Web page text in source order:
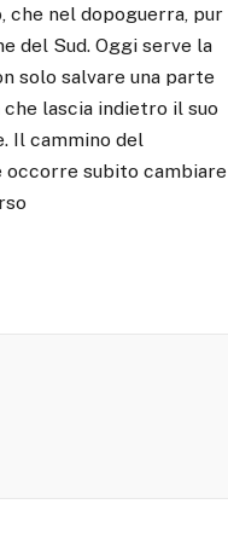
che nel dopoguerra, pur
del Sud. Oggi serve la
solo salvare una parte
che lascia indietro il suo
Il cammino del
occorre subito cambiare